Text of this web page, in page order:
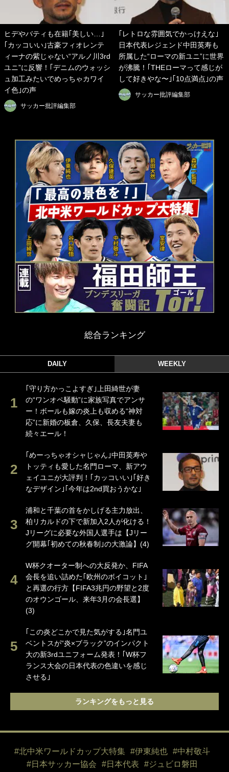
ヒデやバティも在籍｢美しい…｣
｢カッコいい｣古豪フィオレンテ
ィーナの紫じゃない“アルノ川3rd
ユニ”に反響！｢デニムのウォッシ
ュ加工みたいでめっちゃカワイ
イ色｣の声
サッカー批評編集部
｢レトロな雰囲気でかっけえな｣
日本代表レジェンド中田英寿も
所属した“ローマの新ユニ”に世界
が沸騰！｢THEローマって感じが
して好きやな〜｣｢10点満点｣の声
サッカー批評編集部
総合ランキング
DAILY WEEKLY
｢守り方かっこよすぎ｣上田綺世が妻
の“ワンオペ騒動”に家族写真でアンサ
ー！ボールも嫁の炎上も収める“神対
応”に新婚の板倉、久保、長友夫妻も
続々エール！
｢めーっちゃオシャじゃん｣中田英寿や
トッティも愛した名門ローマ、新アウ
ェイユニが大評判！｢カッコいい｣｢好き
なデザイン｣｢今年は2nd買おうかな｣
浦和と千葉の首をかしげる主力放出、
柏リカルドの下で新加入2人が化ける！
Jリーグに必要な外国人選手は【Jリー
グ開幕｢初めての秋春制｣の大激論】(4)
W杯クオーター制への大反発か、FIFA
会長を追い詰めた｢欧州のボイコット｣
と再選の行方【FIFA3兆円の野望と2度
のオウンゴール、来年3月の会長選】
(3)
｢この炎どこかで見た気がする｣名門ユ
ベントスが“炎×ブラック”のインパクト
大の新3rdユニフォーム発表！｢W杯フ
ランス大会の日本代表の色違いを感じ
させる｣
ランキングをもっと見る
#北中米ワールドカップ大特集 #伊東純也
#中村敬斗
#日本サッカー協会
#日本代表
#ジュビロ磐田